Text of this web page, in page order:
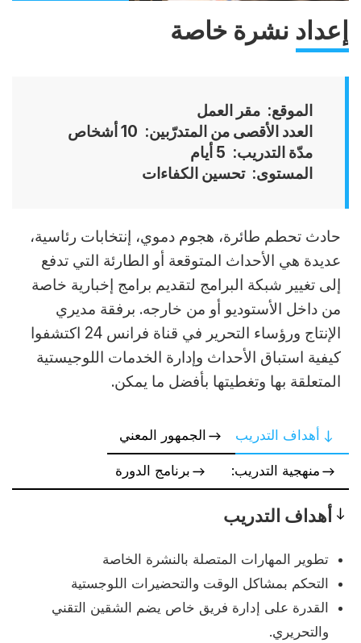
إعداد نشرة خاصة
الموقع
مقر العمل
العدد الأقصى من المتدرّبين
10 أشخاص
مدّة التدريب
5 أيام
المستوى
تحسين الكفاءات
Accroche
حادث تحطم طائرة، هجوم دموي، إنتخابات رئاسية،
عديدة هي الأحداث المتوقعة أو الطارئة التي تدفع
إلى تغيير شبكة البرامج لتقديم برامج إخبارية خاصة
من داخل الأستوديو أو من خارجه. برفقة مديري
الإنتاج ورؤساء التحرير في قناة فرانس 24 اكتشفوا
كيفية استباق الأحداث وإدارة الخدمات اللوجيستية
المتعلقة بها وتغطيتها بأفضل ما يمكن.
أهداف التدريب الجمهور المعني
منهجية التدريب: برنامج الدورة
أهداف التدريب
تطوير المهارات المتصلة بالنشرة الخاصة
التحكم بمشاكل الوقت والتحضيرات اللوجستية
القدرة على إدارة فريق خاص يضم الشقين التقني
والتحريري.